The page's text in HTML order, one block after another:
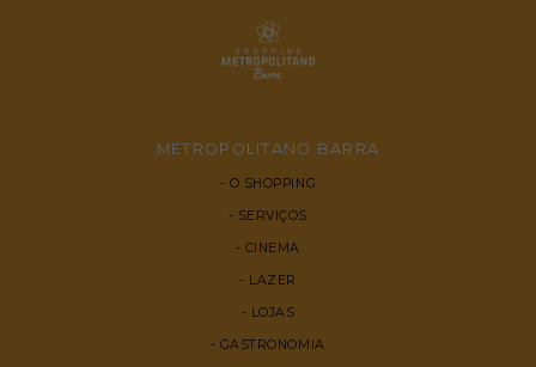
METROPOLITANO BARRA
O SHOPPING
SERVIÇOS
CINEMA
LAZER
LOJAS
GASTRONOMIA